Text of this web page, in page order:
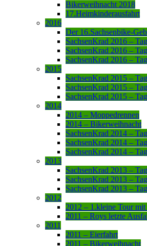
Bikerweihnacht 2018
17.Heimkinderausfahrt
2016
Der 16.Sachsenbike-
SachsenKrad 2016 –
SachsenKrad 2016 –
SachsenKrad 2016 –
2015
SachsenKrad 2015 –
SachsenKrad 2015 –
SachsenKrad 2015 –
2014
2014 – Moppedrennen
2014 – Bikerweihnacht
SachsenKrad 2014 –
SachsenKrad 2014 –
SachsenKrad 2014 –
2013
SachsenKrad 2013 –
SachsenKrad 2013 –
SachsenKrad 2013 –
2012
2012 – 1.kleine Tour
2011 – Roys letzte
2011
2011 – Eierfahrt
2011 – Bikerweihnacht